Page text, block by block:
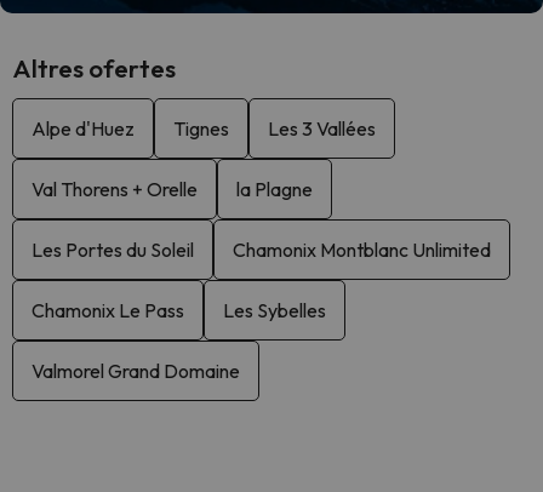
Altres ofertes
Alpe d'Huez Tignes Les 3 Vallées
Val Thorens + Orelle la Plagne
Les Portes du Soleil Chamonix Montblanc Unlimited
Chamonix Le Pass Les Sybelles
Valmorel Grand Domaine